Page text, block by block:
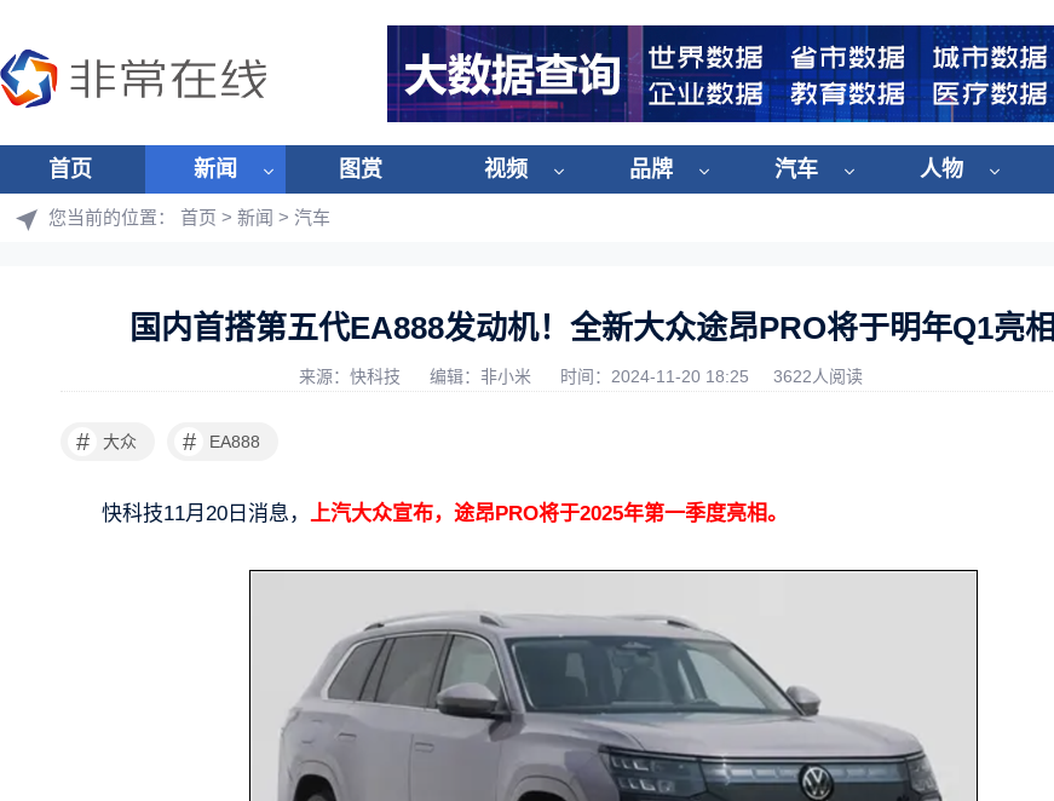
首页 新闻 图赏 视频 品牌 汽车 人物
您当前的位置： 首页 > 新闻 > 汽车
国内首搭第五代EA888发动机！全新大众途昂PRO将于明年Q1亮相
来源：快科技 编辑：非小米 时间：2024-11-20 18:25 3622人阅读
# 大众 # EA888
快科技11月20日消息， 上汽大众宣布，途昂PRO将于2025年第一季度亮相。